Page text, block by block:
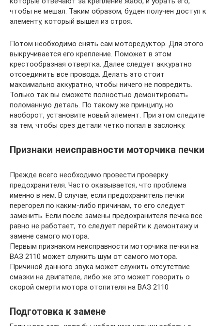
чтобы не мешал. Таким образом, буден получен доступ к
элементу, который вышел из строя.
Потом необходимо снять сам моторедуктор. Для этого
выкручивается его крепление. Поможет в этом
крестообразная отвертка. Далее следует аккуратно
отсоединить все провода. Делать это стоит
максимально аккуратно, чтобы ничего не повредить.
Только так вы сможете полностью демонтировать
поломанную деталь. По такому же принципу, но
наоборот, установите новый элемент. При этом следите
за тем, чтобы срез детали четко попал в заслонку.
Признаки неисправности моторчика печки
Прежде всего необходимо провести проверку
предохранителя. Часто оказывается, что проблема
именно в нем. В случае, если предохранитель печки
перегорел по каким-либо причинам, то его следует
заменить. Если после замены предохранителя печка все
равно не работает, то следует перейти к демонтажу и
замене самого мотора.
Первым признаком неисправности моторчика печки на
ВАЗ 2110 может служить шум от самого мотора.
Причиной данного звука может служить отсутствие
смазки на двигателе, либо же это может говорить о
скорой смерти мотора отопителя на ВАЗ 2110
Подготовка к замене